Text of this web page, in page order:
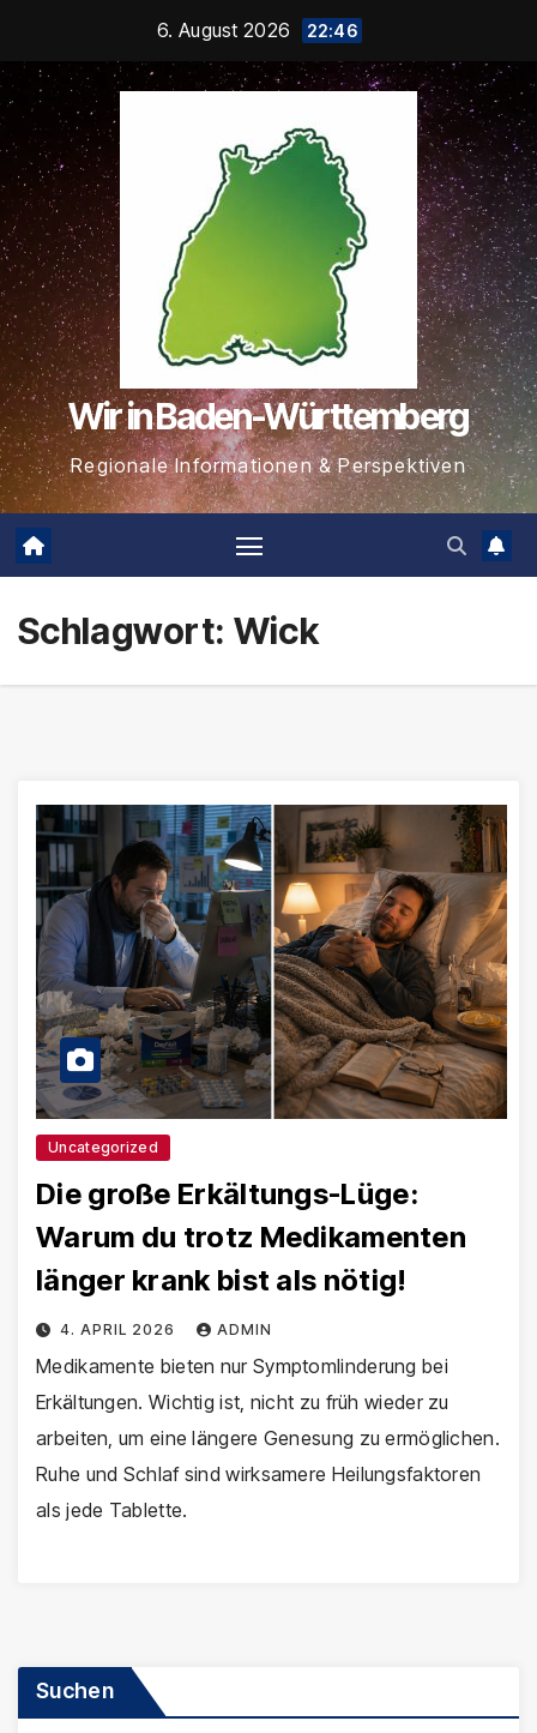
springen
6. August 2026 22:46
Wir in Baden-Württemberg
Regionale Informationen & Perspektiven
Schlagwort: Wick
Uncategorized
Die große Erkältungs-Lüge:
Warum du trotz Medikamenten
länger krank bist als nötig!
4. APRIL 2026 ADMIN
Medikamente bieten nur Symptomlinderung bei
Erkältungen. Wichtig ist, nicht zu früh wieder zu
arbeiten, um eine längere Genesung zu ermöglichen.
Ruhe und Schlaf sind wirksamere Heilungsfaktoren
als jede Tablette.
Suchen